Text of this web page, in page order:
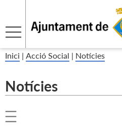
Inici | Acció Social | Notícies
Notícies